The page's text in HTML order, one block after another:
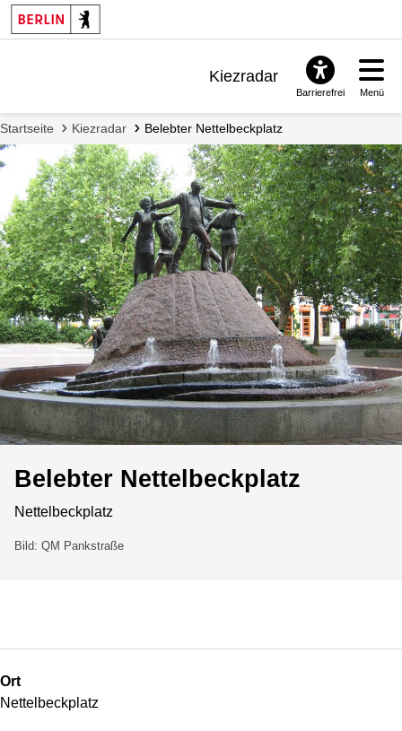
Kiezradar
FAQ & Support
Barrierefrei Menü
Startseite Kiezradar Belebter Nettelbeckplatz
Belebter Nettelbeckplatz
Nettelbeckplatz
Bild: QM Pankstraße
Ort
Nettelbeckplatz